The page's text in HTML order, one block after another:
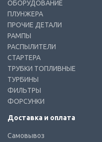
ОБОРУДОВАНИЕ
ПЛУНЖЕРА
ПРОЧИЕ ДЕТАЛИ
РАМПЫ
РАСПЫЛИТЕЛИ
СТАРТЕРА
ТРУБКИ ТОПЛИВНЫЕ
ТУРБИНЫ
ФИЛЬТРЫ
ФОРСУНКИ
Доставка и оплата
Самовывоз